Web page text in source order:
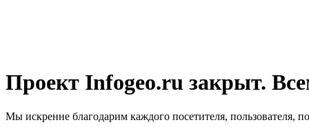
Проект Infogeo.ru закрыт.
Мы искренне благодарим каждого посетителя, пользователя,